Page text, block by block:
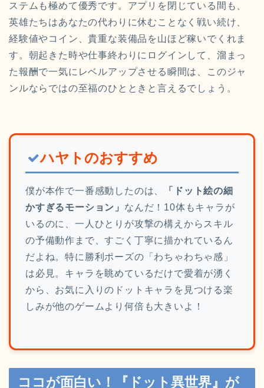
ステムも極めて優秀です。アプリを閉じている間も、
英雄たちはあなたの代わりに休むことなく戦い続け、
経験値やコイン、貴重な装備品を山ほど稼いでくれま
す。朝起きた時や仕事終わりにログインして、溜まっ
た報酬で一気にレベルアップさせる瞬間は、このジャ
ンルならではの至福のひとときと言えるでしょう。
ハヤトのおすすめ
僕が本作で一番感動したのは、
「ドット絵の細
かすぎるモーション」 なんだ！10体もキャラが
いるのに、一人ひとりが攻撃の構えからスキル
の予備動作まで、すごく丁寧に描かれているん
だよね。特に勝利ポーズの「わちゃわちゃ感」
は必見。キャラを眺めているだけで愛着が湧く
から、お気に入りのドットキャラを見つける楽
しみが他のゲームより何倍も大きいよ！
ココが面白い！『ドット異世界』が